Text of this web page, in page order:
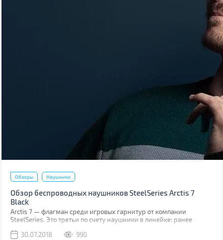
Обзоры Наушники
Обзор беспроводных наушников SteelSeries Arctis 7
Black
Arctis 7 — флагман среди игровых гарнитур от компании
SteelSeries. Это третьи по счету наушники в линейке: ранее
наушниками Arctis 3 и Arctis 5.
30.07.2018 990